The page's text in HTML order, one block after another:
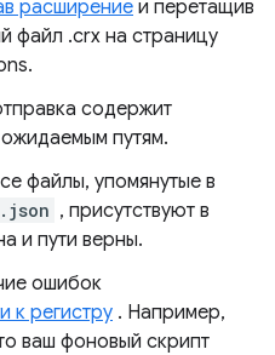
расширениеи перетащив
файл .crx на страницу
содержит
путям.
файлы, упомянутые в
, присутствуют в
и пути верны.
ошибок
к регистру . Например,
ваш фоновый скрипт